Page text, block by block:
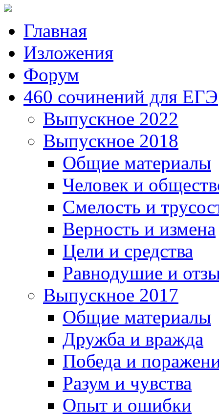
Главная
Изложения
Форум
460 сочинений для ЕГЭ
Выпускное 2022
Выпускное 2018
Общие материалы
Человек и
Смелость и
Верность и измена
Цели и средства
Равнодушие и
Выпускное 2017
Общие материалы
Дружба и вражда
Победа и
Разум и чувства
Опыт и ошибки